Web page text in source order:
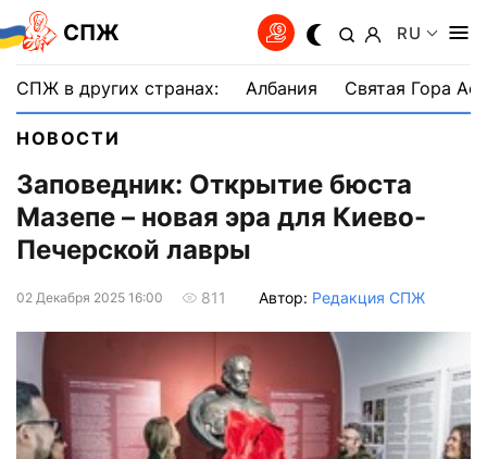
СПЖ RU
СПЖ в других странах: Албания Святая Гора
НОВОСТИ
Заповедник: Открытие бюста
Мазепе – новая эра для Киево-
Печерской лавры
02 Декабря 2025 16:00 811 Автор: Редакция СПЖ